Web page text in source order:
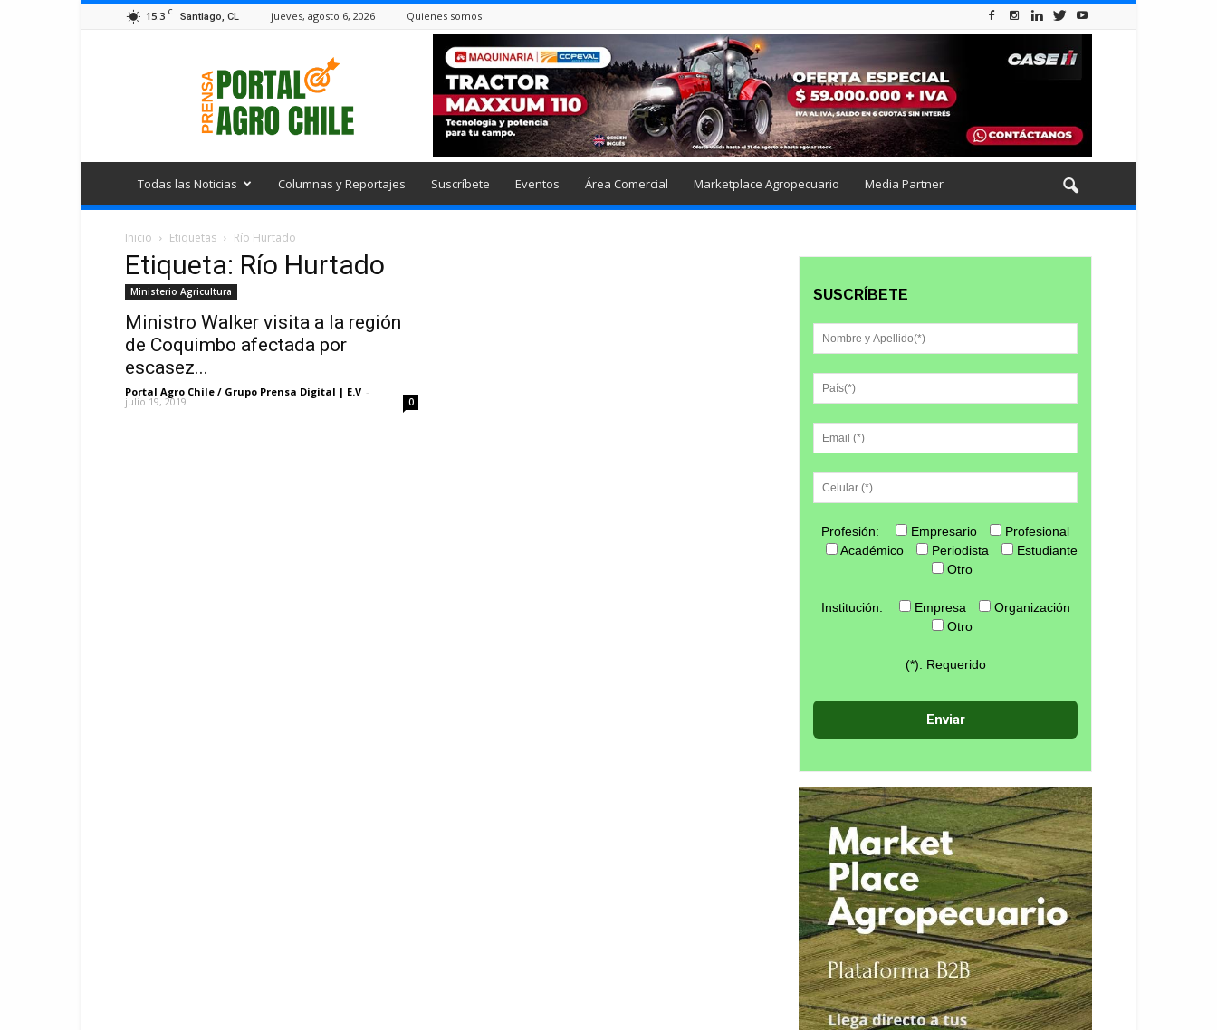
15.3 C Santiago, CL jueves, agosto 6, 2026 Quienes somos
Todas las Noticias Columnas y Reportajes Suscríbete Eventos Área Comercial Marketplace Agropecuario Media Partner
Inicio Etiquetas Río Hurtado
Etiqueta: Río Hurtado
Ministerio Agricultura
Ministro Walker visita a la región
de Coquimbo afectada por
escasez...
Portal Agro Chile / Grupo Prensa Digital | E.V -
julio 19, 2019 0
SUSCRÍBETE
Profesión: Empresario
Profesional
Académico
Periodista
Estudiante
Otro
Institución: Empresa
Organización
Otro
(*): Requerido